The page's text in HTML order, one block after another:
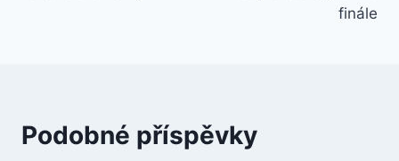
finále
Podobné příspěvky